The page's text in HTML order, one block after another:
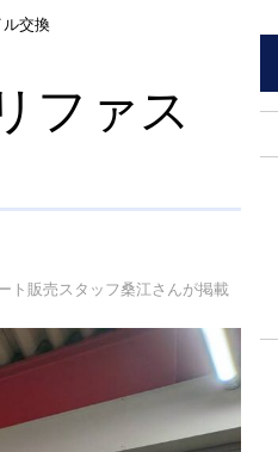
交換
ファス
ト販売スタッフ桑江さんが掲載